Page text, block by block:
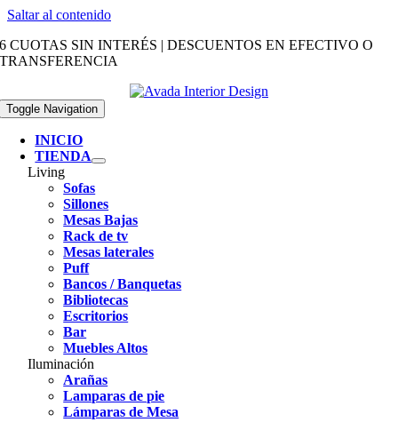
Saltar al contenido
6 CUOTAS SIN INTERÉS | DESCUENTOS EN EFECTIVO O
TRANSFERENCIA
Toggle Navigation
INICIO
TIENDA
Living
Sofas
Sillones
Mesas Bajas
Rack de tv
Mesas laterales
Puff
Bancos / Banquetas
Bibliotecas
Escritorios
Bar
Muebles Altos
Iluminación
Arañas
Lamparas de pie
Lámparas de Mesa